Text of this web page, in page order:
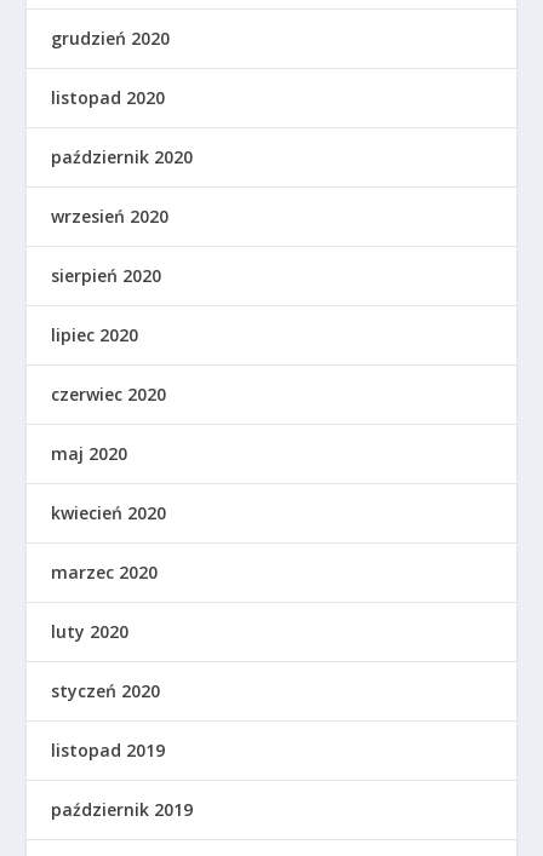
grudzień 2020
listopad 2020
październik 2020
wrzesień 2020
sierpień 2020
lipiec 2020
czerwiec 2020
maj 2020
kwiecień 2020
marzec 2020
luty 2020
styczeń 2020
listopad 2019
październik 2019